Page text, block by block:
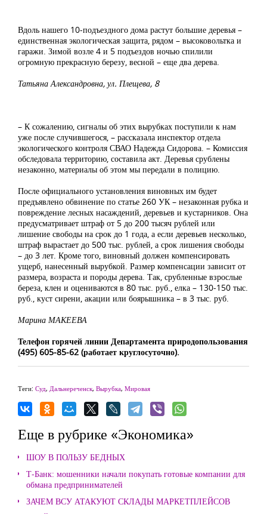
Вдоль нашего 10-подъездного дома растут большие деревья –
единственная экологическая защита, рядом – высоковольтка и
гаражи. Зимой возле 4 и 5 подъездов ночью спилили
огромную прекрасную березу, весной – еще два дерева.
Татьяна Александровна, ул. Плещева, 8
– К сожалению, сигналы об этих вырубках поступили к нам
уже после случившегося, – рассказала инспектор отдела
экологического контроля СВАО Надежда Сидорова. – Комиссия
обследовала территорию, составила акт. Деревья срублены
незаконно, материалы об этом мы передали в полицию.
После официального установления виновных им будет
предъявлено обвинение по статье 260 УК – незаконная рубка и
повреждение лесных насаждений, деревьев и кустарников. Она
предусматривает штраф от 5 до 200 тысяч рублей или
лишение свободы на срок до 1 года, а если деревьев несколько,
штраф вырастает до 500 тыс. рублей, а срок лишения свободы
– до 3 лет. Кроме того, виновный должен компенсировать
ущерб, нанесенный вырубкой. Размер компенсации зависит от
размера, возраста и породы дерева. Так, срубленные взрослые
береза, клен и оцениваются в 80 тыс. руб., елка – 130-150 тыс.
руб., куст сирени, акации или боярышника – в 3 тыс. руб.
Марина МАКЕЕВА
Телефон горячей линии Департамента природопользования
(495) 605-85-62 (работает круглосуточно).
Теги: Суд, Дальнереченск, Вырубка, Мировая
Еще в рубрике «Экономика»
ШОУ В ПОЛЬЗУ БЕДНЫХ
Т-Банк: мошенники начали покупать готовые компании для
обмана предпринимателей
ЗАЧЕМ ВСУ АТАКУЮТ СКЛАДЫ МАРКЕТПЛЕЙСОВ